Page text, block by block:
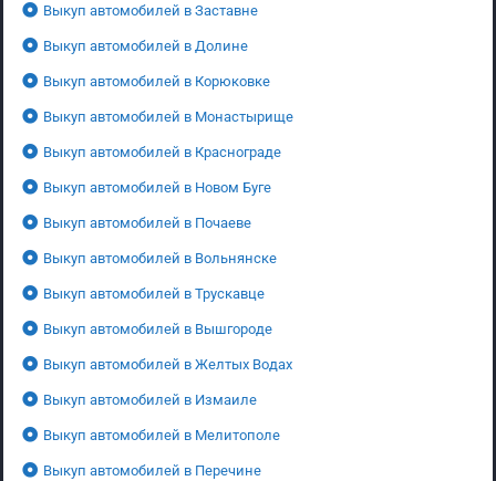
Выкуп автомобилей в Заставне
Выкуп автомобилей в Долине
Выкуп автомобилей в Корюковке
Выкуп автомобилей в Монастырище
Выкуп автомобилей в Краснограде
Выкуп автомобилей в Новом Буге
Выкуп автомобилей в Почаеве
Выкуп автомобилей в Вольнянске
Выкуп автомобилей в Трускавце
Выкуп автомобилей в Вышгороде
Выкуп автомобилей в Желтых Водах
Выкуп автомобилей в Измаиле
Выкуп автомобилей в Мелитополе
Выкуп автомобилей в Перечине